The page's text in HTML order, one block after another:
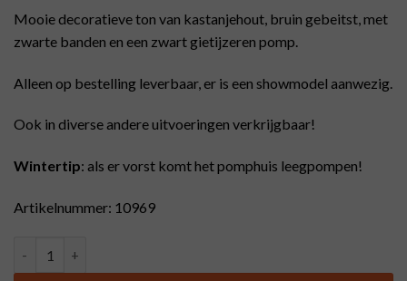
Mooie decoratieve ton van kastanjehout, bruin gebeitst, met
zwarte banden en een zwart gietijzeren pomp.
Alleen op bestelling leverbaar, er is een showmodel aanwezig.
Ook in diverse andere uitvoeringen verkrijgbaar!
Wintertip: als er vorst komt het pomphuis leegpompen!
Artikelnummer: 10969